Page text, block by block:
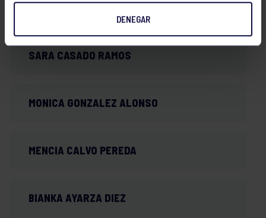
DENEGAR
LUCIA D’ AUBAREDE VAZQUEZ
SARA CASADO RAMOS
MONICA GONZALEZ ALONSO
MENCIA CALVO PEREDA
BIANKA AYARZA DIEZ